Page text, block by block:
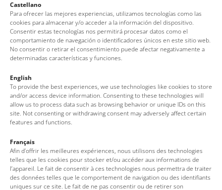
Castellano
Para ofrecer las mejores experiencias, utilizamos tecnologías como las
cookies para almacenar y/o acceder a la información del dispositivo.
Consentir estas tecnologías nos permitirá procesar datos como el
comportamiento de navegación o identificadores únicos en este sitio web.
No consentir o retirar el consentimiento puede afectar negativamente a
determinadas características y funciones.
English
To provide the best experiences, we use technologies like cookies to store
and/or access device information. Consenting to these technologies will
allow us to process data such as browsing behavior or unique IDs on this
site. Not consenting or withdrawing consent may adversely affect certain
features and functions.
Français
Afin d’offrir les meilleures expériences, nous utilisons des technologies
telles que les cookies pour stocker et/ou accéder aux informations de
l’appareil. Le fait de consentir à ces technologies nous permettra de traiter
des données telles que le comportement de navigation ou des identifiants
uniques sur ce site. Le fait de ne pas consentir ou de retirer son
Compra d’entradas versió en
www.entrapolis.com
Veure l’agenda
Oficina de Turisme de Tossa de Mar
Av. del Pelegrí, 25 – Edifici La Nau · 17320 – Tossa de Mar
(Girona – Costa Brava)